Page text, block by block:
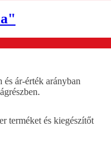
ár-érték arányban
terméket és kiegészítőt